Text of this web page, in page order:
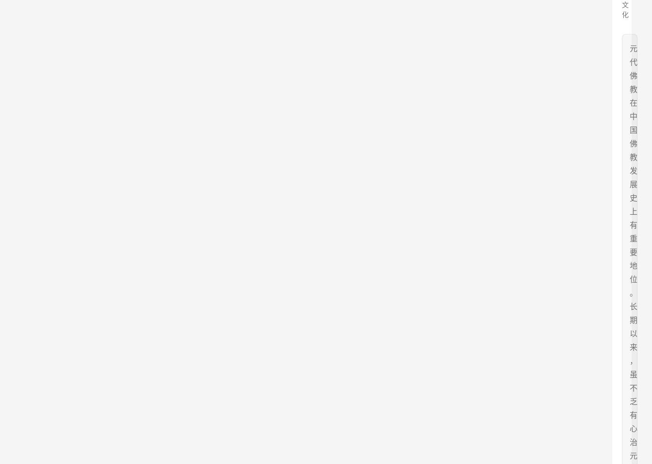
文
化
元
代
佛
教
在
中
国
佛
教
发
展
史
上
有
重
要
地
位
。
长
期
以
来
，
虽
不
乏
有
心
治
元